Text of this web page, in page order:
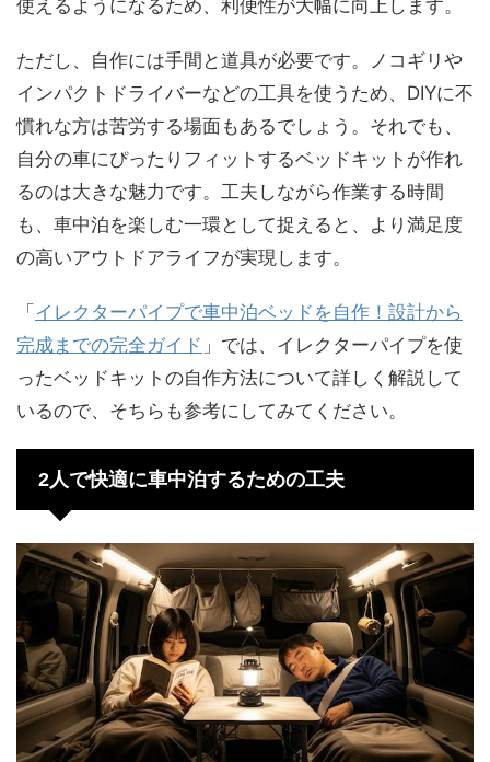
使えるようになるため、利便性が大幅に向上します。
ただし、自作には手間と道具が必要です。ノコギリや
インパクトドライバーなどの工具を使うため、DIYに不
慣れな方は苦労する場面もあるでしょう。それでも、
自分の車にぴったりフィットするベッドキットが作れ
るのは大きな魅力です。工夫しながら作業する時間
も、車中泊を楽しむ一環として捉えると、より満足度
の高いアウトドアライフが実現します。
「イレクターパイプで車中泊ベッドを自作！設計から
完成までの完全ガイド 」では、イレクターパイプを使
ったベッドキットの自作方法について詳しく解説して
いるので、そちらも参考にしてみてください。
2人で快適に車中泊するための工夫